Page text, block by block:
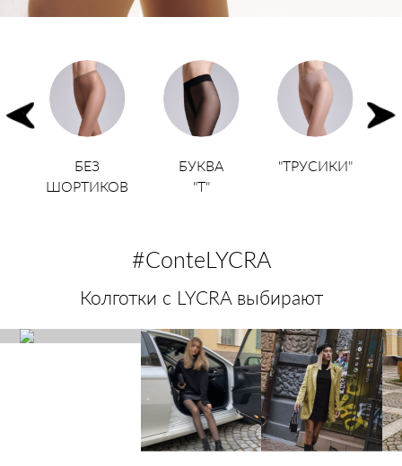
БЕЗ
ШОРТИКОВ
БУКВА
"T"
"ТРУСИКИ"
#ConteLYCRA
Колготки с LYCRA выбирают